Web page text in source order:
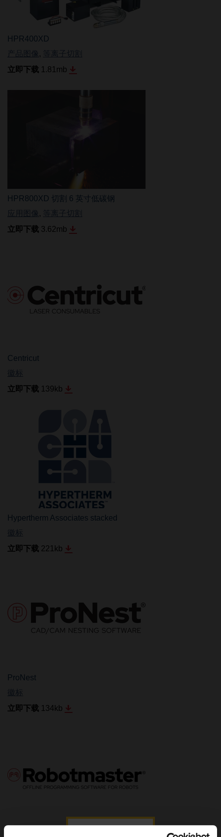
HPR400XD
产品图像 , 等离子切割
立即下载 1.81 mb
HPR800XD 切割 6 英寸低碳钢
应用图像 , 等离子切割
立即下载 3.62mb
Centricut
徽标
立即下载 139 kb
Hypertherm Associates stacked
徽标
立即下载 221 kb
ProNest
徽标
立即下载 134 kb